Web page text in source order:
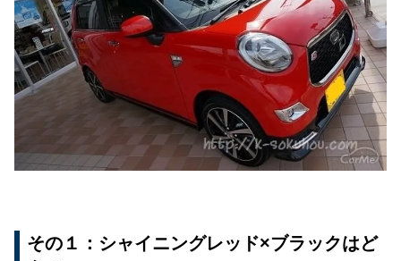
その１：シャイニングレッド×ブラックはど